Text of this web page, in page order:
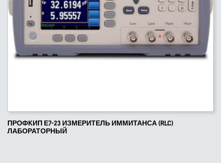
ПРОФКИП Е7-23 ИЗМЕРИТЕЛЬ ИММИТАНСА (RLC)
ЛАБОРАТОРНЫЙ